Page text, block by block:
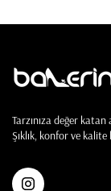
Tarzınıza değer
Şıklık, konfor ve